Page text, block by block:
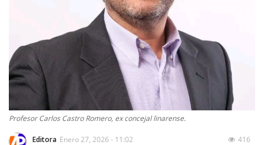
Profesor Carlos Castro Romero, ex concejal linarense.
Editora Enero 27, 2026 - 11:02 416